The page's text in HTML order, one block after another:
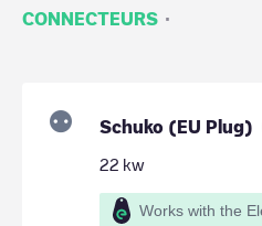
CONNECTEURS ·
Schuko (EU Plug)
22 kw
Works with the